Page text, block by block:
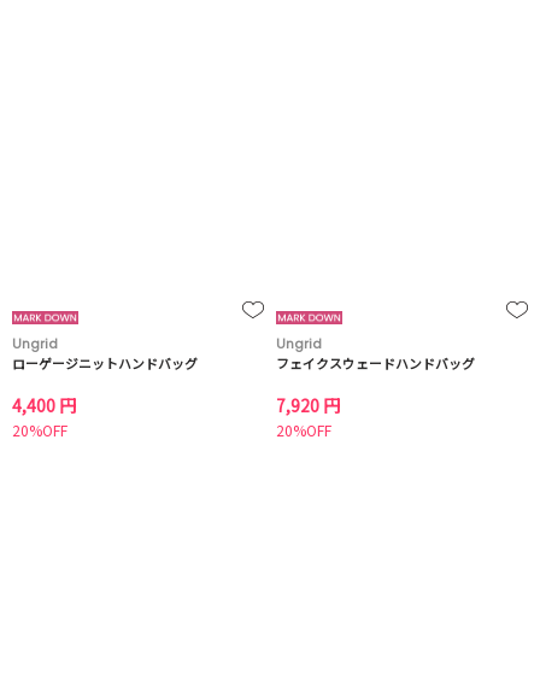
Ungrid
ローゲージニットハンドバッグ
4,400 円
20%OFF
Ungrid
フェイクスウェードハンドバッグ
7,920 円
20%OFF